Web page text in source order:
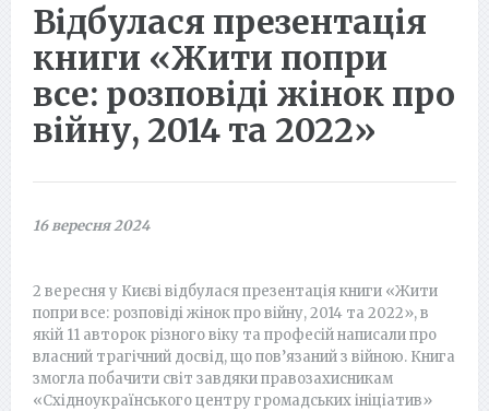
Відбулася презентація
книги «Жити попри
все: розповіді жінок про
війну, 2014 та 2022»
16 вересня 2024
2 вересня у Києві відбулася презентація книги «Жити
попри все: розповіді жінок про війну, 2014 та 2022», в
якій 11 авторок різного віку та професій написали про
власний трагічний досвід, що пов’язаний з війною. Книга
змогла побачити світ завдяки правозахисникам
«Східноукраїнського центру громадських ініціатив»